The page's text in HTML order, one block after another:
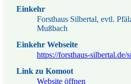
Einkehr
Forsthaus Silbertal, evtl.
Mußbach
Einkehr Webseite
https://forsthaus-silbertal.de/
Link zu Komoot
Website öffnen